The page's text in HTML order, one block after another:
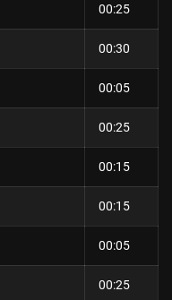
00:25
00:30
00:05
00:25
00:15
00:15
00:05
00:25